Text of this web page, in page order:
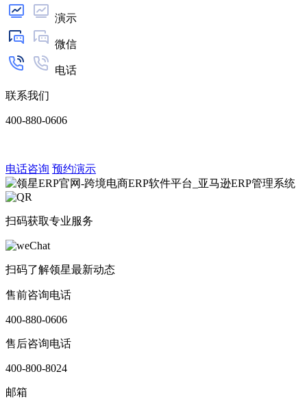
演示
微信
电话
联系我们
400-880-0606
电话咨询 预约演示
扫码获取专业服务
扫码了解领星最新动态
售前咨询电话
400-880-0606
售后咨询电话
400-800-8024
邮箱